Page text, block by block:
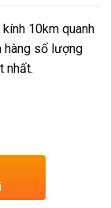
10km quanh
hàng số lượng
nhất.